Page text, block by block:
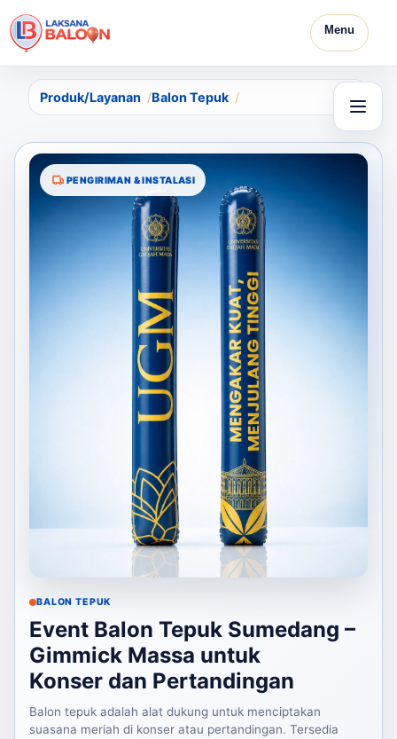
Menu
Produk/Layanan Balon Tepuk
PENGIRIMAN & INSTALASI
BALON TEPUK
Event Balon Tepuk Sumedang –
Gimmick Massa untuk
Konser dan Pertandingan
Balon tepuk adalah alat dukung untuk menciptakan
suasana meriah di konser atau pertandingan. Tersedia